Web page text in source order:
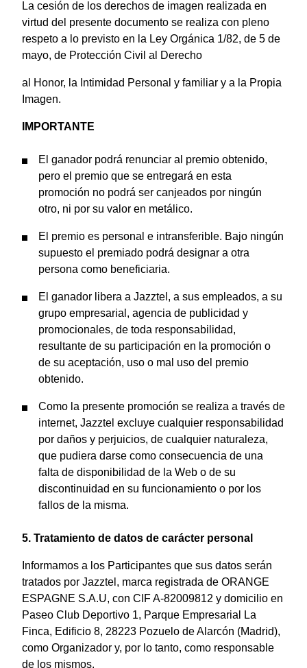
La cesión de los derechos de imagen realizada en
virtud del presente documento se realiza con pleno
respeto a lo previsto en la Ley Orgánica 1/82, de 5 de
mayo, de Protección Civil al Derecho
al Honor, la Intimidad Personal y familiar y a la Propia
Imagen.
IMPORTANTE
El ganador podrá renunciar al premio obtenido,
pero el premio que se entregará en esta
promoción no podrá ser canjeados por ningún
otro, ni por su valor en metálico.
El premio es personal e intransferible. Bajo ningún
supuesto el premiado podrá designar a otra
persona como beneficiaria.
El ganador libera a Jazztel, a sus empleados, a su
grupo empresarial, agencia de publicidad y
promocionales, de toda responsabilidad,
resultante de su participación en la promoción o
de su aceptación, uso o mal uso del premio
obtenido.
Como la presente promoción se realiza a través de
internet, Jazztel excluye cualquier responsabilidad
por daños y perjuicios, de cualquier naturaleza,
que pudiera darse como consecuencia de una
falta de disponibilidad de la Web o de su
discontinuidad en su funcionamiento o por los
fallos de la misma.
5. Tratamiento de datos de carácter personal
Informamos a los Participantes que sus datos serán
tratados por Jazztel, marca registrada de ORANGE
ESPAGNE S.A.U, con CIF A-82009812 y domicilio en
Paseo Club Deportivo 1, Parque Empresarial La
Finca, Edificio 8, 28223 Pozuelo de Alarcón (Madrid),
como Organizador y, por lo tanto, como responsable
de los mismos.